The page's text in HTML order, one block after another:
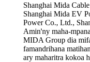
Shanghai Mida
Shanghai Mida EV
Power Co., Ltd.,
Amin'ny maha-
MIDA Group dia
famandrihana
ary maharitra kokoa